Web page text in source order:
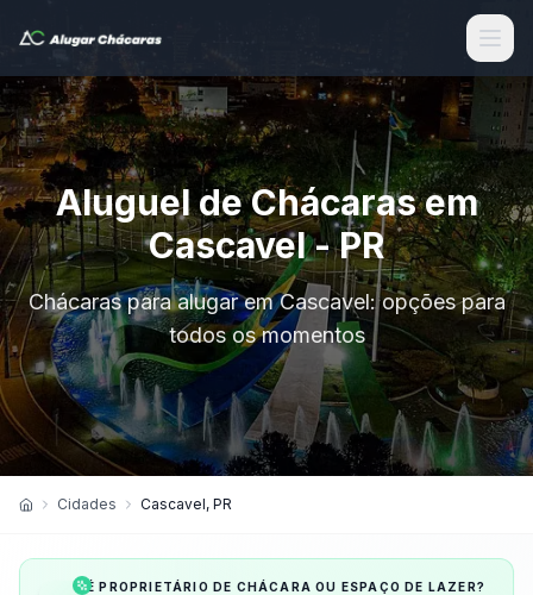
Aluguel de Chácaras em
Cascavel - PR
Chácaras para alugar em Cascavel: opções para
todos os momentos
Cidades Cascavel, PR
É PROPRIETÁRIO DE CHÁCARA OU ESPAÇO DE LAZER?